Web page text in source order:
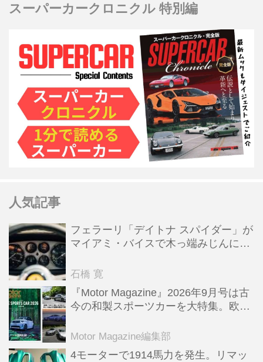
スーパーカークロニクル 特別編
人気記事
フェラーリ「デイトナ スパイダー」が
マイアミ・バイスで木っ端みじんにな
石橋 寛
『Motor Magazine』2026年9月号は古
今の和製スポーツカーを大特集。欧州
Motor Magazine編集部
4モーターで1914馬力を発生。リマッ